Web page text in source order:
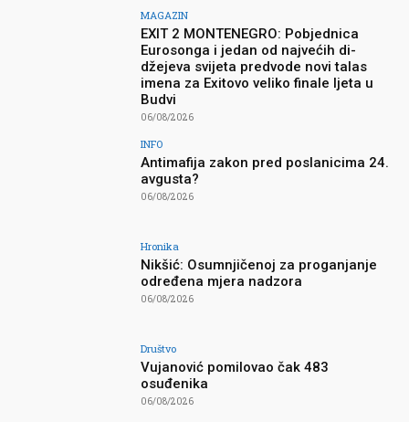
MAGAZIN
EXIT 2 MONTENEGRO: Pobjednica
Eurosonga i jedan od najvećih di-
džejeva svijeta predvode novi talas
imena za Exitovo veliko finale ljeta u
Budvi
06/08/2026
INFO
Antimafija zakon pred poslanicima 24.
avgusta?
06/08/2026
Hronika
Nikšić: Osumnjičenoj za proganjanje
određena mjera nadzora
06/08/2026
Društvo
Vujanović pomilovao čak 483
osuđenika
06/08/2026